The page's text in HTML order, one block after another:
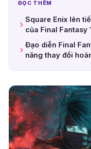
ĐỌC THÊM
Square Enix lên
của Final Fantasy
Đạo diễn Final
năng thay đổi